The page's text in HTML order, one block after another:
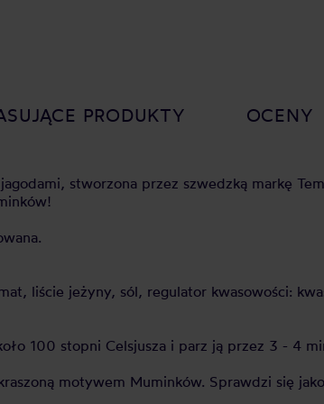
PRODUKTY OCENY
stworzona przez szwedzką markę
liście jeżyny, sól, regulator kwasowości:
100 stopni Celsjusza i parz ją przez 3 - 4
motywem Muminków. Sprawdzi się